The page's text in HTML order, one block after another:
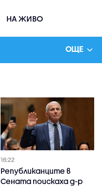
НА ЖИВО
ОЩЕ
16:22
Републиканците в
Сената поискаха д-р